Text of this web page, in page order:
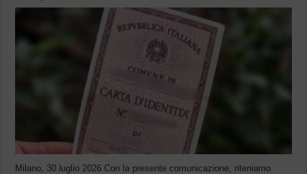
Milano, 30 luglio 2026 Con la presente comunicazione, riteniamo